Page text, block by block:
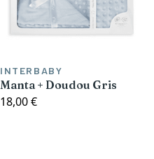
INTERBABY
Manta + Doudou Gris
18,00 €